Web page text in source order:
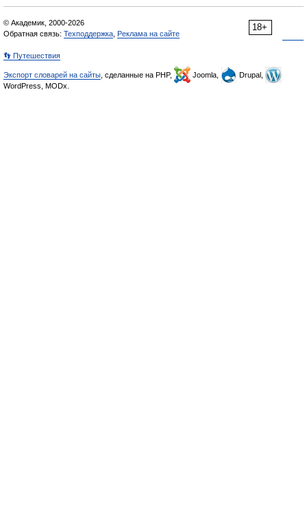
18+
© Академик, 2000-2026
Обратная связь: Техподдержка Реклама на сайте
👣 Путешествия
Экспорт словарей на сайты , сделанные на PHP, Joomla,
Drupal,
WordPress, MODx.